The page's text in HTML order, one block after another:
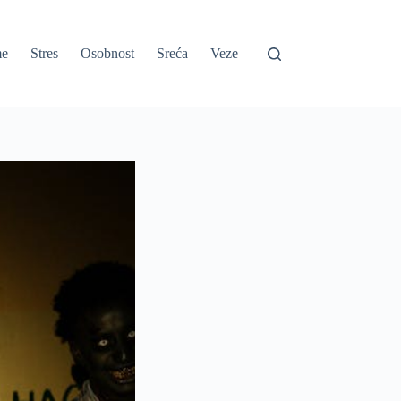
Stres Osobnost Sreća Veze